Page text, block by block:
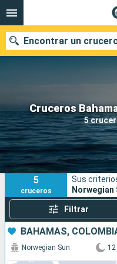
Cruceros
5
Encontrar un
Nuestros destinos
Fecha de salida
Puertos
5
cruceros
Sus
Norwegian
Filtrar
Norwegian Sun 12